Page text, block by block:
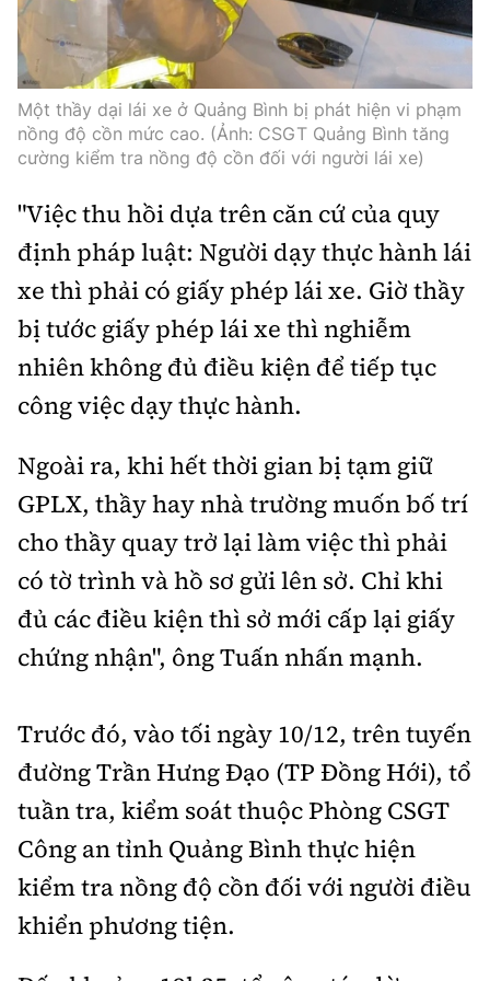
Tổng biên tập: Nguyễn Thị Hồng Nga
Phó Tổng biên tập:Nguyễn Sơn Tùng,
Nguyễn Đức Thắng, La Đức Hùng
Hotline:
0901 514 799
Quảng cáo và Phát hành:
0915 057 282
Cấm sao chép dưới mọi hình thức nếu không có sự
chấp thuận bằng văn bản.
Thông tin tòa
soạn
Một thầy dại lái xe ở Quảng Bình bị phát hiện vi phạm
nồng độ cồn mức cao. (Ảnh: CSGT Quảng Bình tăng
cường kiểm tra nồng độ cồn đối với người lái xe)
"Việc thu hồi dựa trên căn cứ của quy
định pháp luật: Người dạy thực hành lái
xe thì phải có giấy phép lái xe. Giờ thầy
bị tước giấy phép lái xe thì nghiễm
nhiên không đủ điều kiện để tiếp tục
công việc dạy thực hành.
Ngoài ra, khi hết thời gian bị tạm giữ
GPLX, thầy hay nhà trường muốn bố trí
cho thầy quay trở lại làm việc thì phải
có tờ trình và hồ sơ gửi lên sở. Chỉ khi
đủ các điều kiện thì sở mới cấp lại giấy
chứng nhận", ông Tuấn nhấn mạnh.
Trước đó, vào tối ngày 10/12, trên tuyến
đường Trần Hưng Đạo (TP Đồng Hới), tổ
tuần tra, kiểm soát thuộc Phòng CSGT
Công an tỉnh Quảng Bình thực hiện
kiểm tra nồng độ cồn đối với người điều
khiển phương tiện.